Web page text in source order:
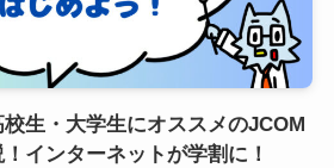
校生・大学生にオススメのJCOM
インターネットが学割に！